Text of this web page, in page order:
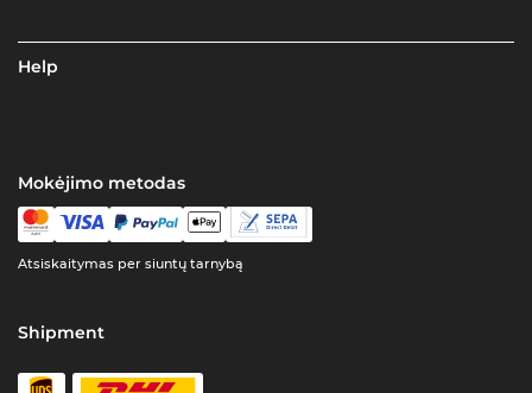
Help
Mokėjimo metodas
Atsiskaitymas per siuntų tarnybą
Shipment